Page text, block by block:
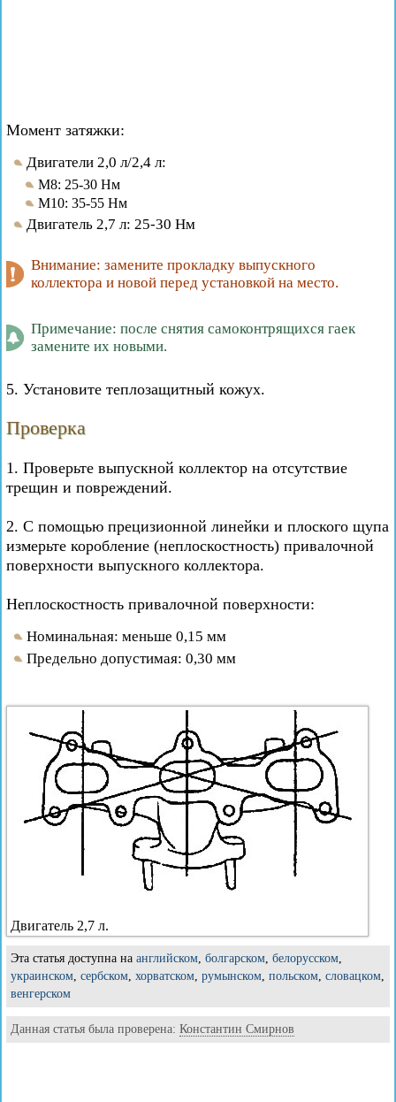
Момент затяжки:
Двигатели 2,0 л/2,4 л:
М8: 25-30 Нм
М10: 35-55 Нм
Двигатель 2,7 л: 25-30 Нм
Внимание: замените прокладку выпускного
коллектора и новой перед установкой на место.
Примечание: после снятия самоконтрящихся гаек
замените их новыми.
5. Установите теплозащитный кожух.
Проверка
1. Проверьте выпускной коллектор на отсутствие
трещин и повреждений.
2. С помощью прецизионной линейки и плоского щупа
измерьте коробление (неплоскостность) привалочной
поверхности выпускного коллектора.
Неплоскостность привалочной поверхности:
Номинальная: меньше 0,15 мм
Предельно допустимая: 0,30 мм
Двигатель 2,7 л.
Эта статья доступна на английском, болгарском, белорусском,
украинском, сербском, хорватском, румынском, польском, словацком,
венгерском
Данная статья была проверена: Константин Смирнов